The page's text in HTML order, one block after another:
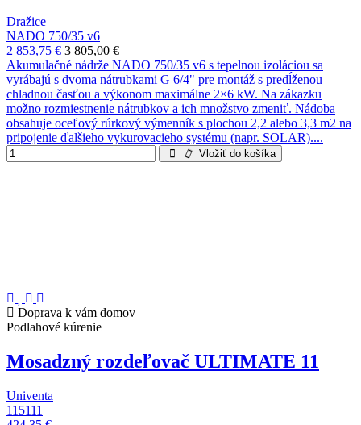
Dražice
NADO 750/35 v6
2 853,75 € 3 805,00 €
Akumulačné nádrže NADO 750/35 v6 s tepelnou izoláciou sa
vyrábajú s dvoma nátrubkami G 6/4" pre montáž s predĺženou
chladnou časťou a výkonom maximálne 2×6 kW. Na zákazku
možno rozmiestnenie nátrubkov a ich množstvo zmeniť. Nádoba
obsahuje oceľový rúrkový výmenník s plochou 2,2 alebo 3,3 m2 na
pripojenie ďalšieho vykurovacieho systému (napr. SOLAR)....
Vložiť do košíka
Doprava k vám domov
Podlahové kúrenie
Mosadzný rozdeľovač ULTIMATE 11
Univenta
115111